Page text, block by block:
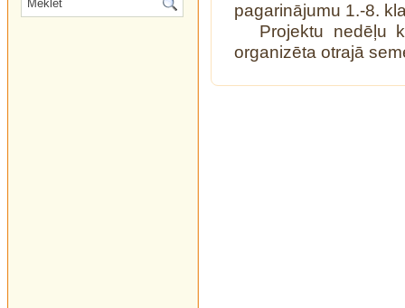
pagarinājumu 1.-8.
Projektu nedēļu
organizēta otrajā